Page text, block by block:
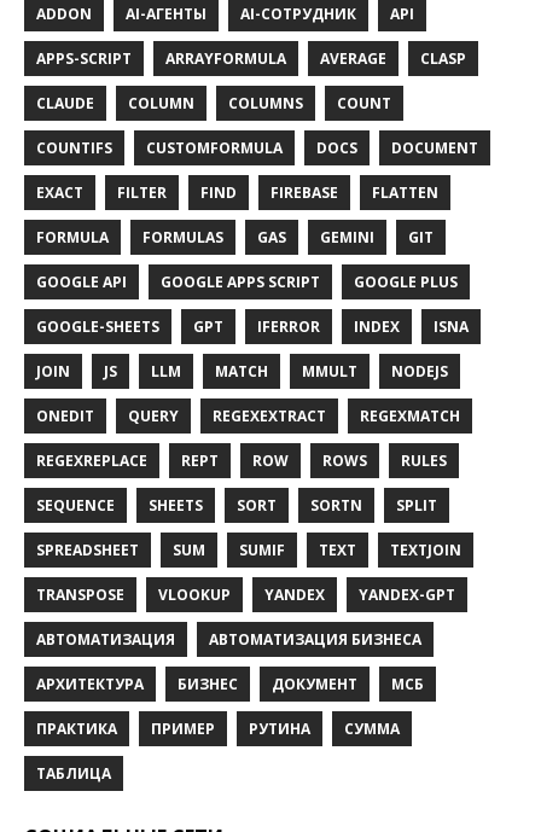
ADDON AI-АГЕНТЫ AI-СОТРУДНИК API
APPS-SCRIPT ARRAYFORMULA AVERAGE CLASP
CLAUDE COLUMN COLUMNS COUNT
COUNTIFS CUSTOMFORMULA DOCS DOCUMENT
EXACT FILTER FIND FIREBASE FLATTEN
FORMULA FORMULAS GAS GEMINI GIT
GOOGLE API GOOGLE APPS SCRIPT GOOGLE PLUS
GOOGLE-SHEETS GPT IFERROR INDEX ISNA
JOIN JS LLM MATCH MMULT NODEJS
ONEDIT QUERY REGEXEXTRACT REGEXMATCH
REGEXREPLACE REPT ROW ROWS RULES
SEQUENCE SHEETS SORT SORTN SPLIT
SPREADSHEET SUM SUMIF TEXT TEXTJOIN
TRANSPOSE VLOOKUP YANDEX YANDEX-GPT
АВТОМАТИЗАЦИЯ АВТОМАТИЗАЦИЯ БИЗНЕСА
АРХИТЕКТУРА БИЗНЕС ДОКУМЕНТ МСБ
ПРАКТИКА ПРИМЕР РУТИНА СУММА
ТАБЛИЦА